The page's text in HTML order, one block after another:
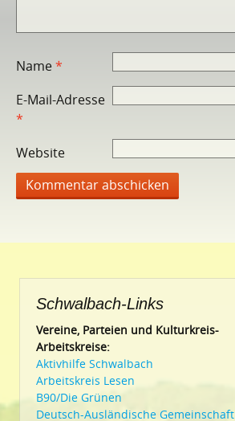
Name*
E-Mail-Adresse
*
Website
Schwalbach-Links
Vereine, Parteien und Kulturkreis-
Arbeitskreise:
Aktivhilfe Schwalbach
Arbeitskreis Lesen
B90/Die Grünen
Deutsch-Ausländische Gemeinschaft